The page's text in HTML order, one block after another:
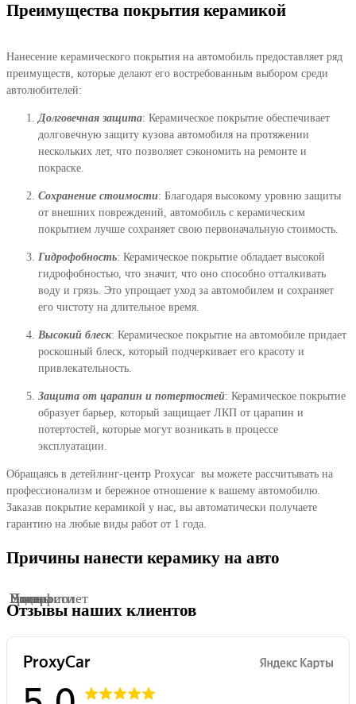
Преимущества покрытия керамикой
Нанесение керамического покрытия на автомобиль предоставляет ряд
преимуществ, которые делают его востребованным выбором среди
автолюбителей:
Долговечная защита: Керамическое покрытие обеспечивает
долговечную защиту кузова автомобиля на протяжении
нескольких лет, что позволяет сэкономить на ремонте и
покраске.
Сохранение стоимости: Благодаря высокому уровню защиты
от внешних повреждений, автомобиль с керамическим
покрытием лучше сохраняет свою первоначальную стоимость.
Гидрофобность: Керамическое покрытие обладает высокой
гидрофобностью, что значит, что оно способно отталкивать
воду и грязь. Это упрощает уход за автомобилем и сохраняет
его чистоту на длительное время.
Высокий блеск: Керамическое покрытие на автомобиле придает
роскошный блеск, который подчеркивает его красоту и
привлекательность.
Защита от царапин и потертостей: Керамическое покрытие
образует барьер, который защищает ЛКП от царапин и
потертостей, которые могут возникать в процессе
эксплуатации.
Обращаясь в детейлинг-центр Proxycar вы можете рассчитывать на
профессионализм и бережное отношение к вашему автомобилю.
Заказав покрытие керамикой у нас, вы автоматически получаете
гарантию на любые виды работ от 1 года.
Причины нанести керамику на авто
Потерости
Грязь
Вода
Птицы
Ультафиолет
Отзывы наших клиентов